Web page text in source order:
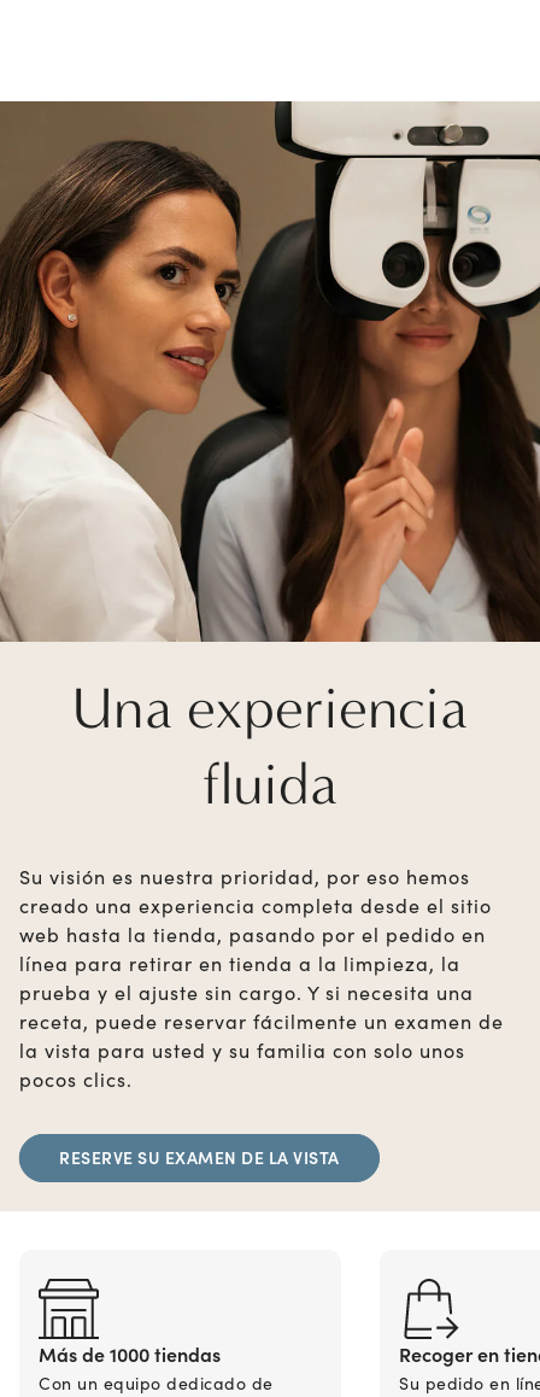
Una experiencia
fluida
Su visión es nuestra prioridad, por eso hemos
creado una experiencia completa desde el sitio
web hasta la tienda, pasando por el pedido en
línea para retirar en tienda a la limpieza, la
prueba y el ajuste sin cargo. Y si necesita una
receta, puede reservar fácilmente un examen de
la vista para usted y su familia con solo unos
pocos clics.
RESERVE SU EXAMEN DE LA VISTA
Más de 1000 tiendas
Con un equipo dedicado de
Recoger en
Su pedido en